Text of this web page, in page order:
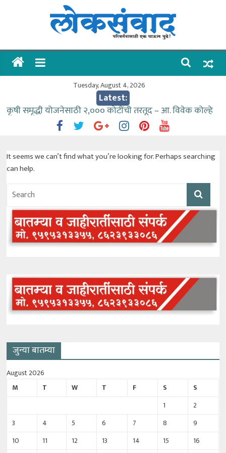
लोकसंवाद
ताज्या
Tuesday, August 4, 2026
Latest:
कृषी समृद्धी योजनेसाठी २,००० कोटींची तरतूद – आ. विवेक कोल्हे
वर्षभर गतिमान सेवा देण्यासाठी प्रशासकीय अधिकाऱ्यांनी सामुहिक
गुरू पौर्णिमा उत्सवात देश-विदेशातील दिड लाखाहून अधिक
भाविकांनी घेतले ओम गुरूदेव माऊलींचे दर्शन
वाहतूक कोंडीत अडकलेल्या नागरिकांना संजीवनी युवा प्रतिष्ठानचा
मदतीचा हात
गोदावरी ओव्हरफलोच्या पण्याने मतदारसंघातील बंधारे भरून द्यावे
-आमदार कोल्हे
It seems we can’t find what you’re looking for. Perhaps searching
can help.
जुन्या बातम्या
August 2026
M
T W T F S
S
1
2
3
4 5 6 7 8
9
10
11 12 13 14 15
16